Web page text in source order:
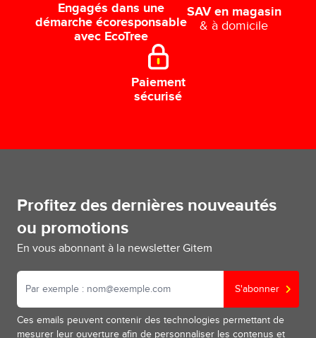
Engagés dans une
démarche écoresponsable
avec EcoTree
SAV en magasin
& à domicile
Paiement
sécurisé
Profitez des dernières nouveautés
ou promotions
En vous abonnant à la newsletter Gitem
S'abonner
Ces emails peuvent contenir des technologies permettant de
mesurer leur ouverture afin de personnaliser les contenus et